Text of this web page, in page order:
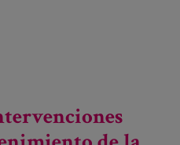
Fragilidad y Caídas en